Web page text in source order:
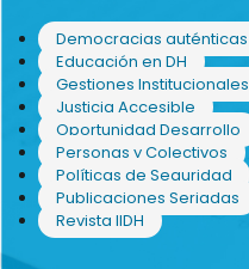
Democracias auténticas
Educación en DH
Gestiones Institucionales
Justicia Accesible
Oportunidad Desarrollo
Personas y Colectivos
Políticas de Seguridad
Publicaciones Seriadas
Revista IIDH